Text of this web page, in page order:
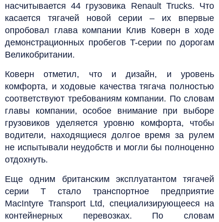
насчитывается 44 грузовика Renault Trucks. Что
касается тягачей новой серии – их впервые
опробовал глава компании Клив Коверн в ходе
демонстрационных пробегов T-серии по дорогам
Великобритании.
Коверн отметил, что и дизайн, и уровень
комфорта, и ходовые качества тягача полностью
соответствуют требованиям компании. По словам
главы компании, особое внимание при выборе
грузовиков уделяется уровню комфорта, чтобы
водители, находящиеся долгое время за рулем
не испытывали неудобств и могли бы полноценно
отдохнуть.
Еще одним британским эксплуатантом тягачей
серии Т стало транспортное предприятие
MacIntyre Transport Ltd, специализирующееся на
контейнерных перевозках. По словам